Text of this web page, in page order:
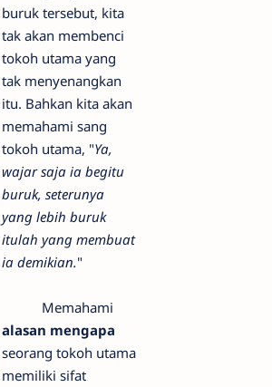
buruk tersebut, kita
tak akan membenci
tokoh utama yang
tak menyenangkan
itu. Bahkan kita akan
memahami sang
tokoh utama, "Ya,
wajar saja ia begitu
buruk, seterunya
yang lebih buruk
itulah yang membuat
ia demikian."
Memahami
alasan mengapa
seorang tokoh utama
memiliki sifat